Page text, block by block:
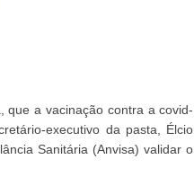
que a vacinação contra a covid-
executivo da pasta, Élcio
Sanitária (Anvisa) validar o